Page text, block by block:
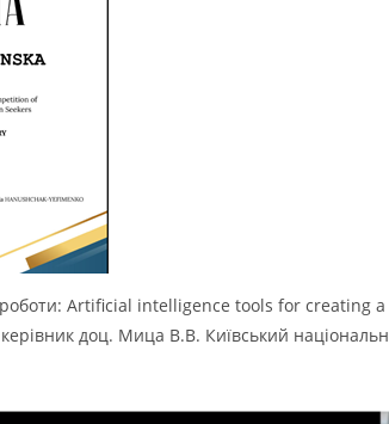
Artificial intelligence tools for creating a
доц. Мица В.В. Київський